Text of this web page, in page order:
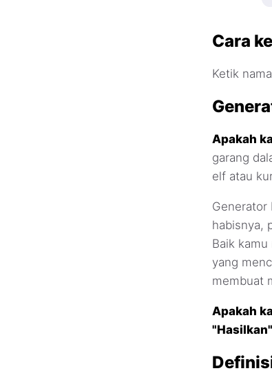
Cara
Ketik
Apakah
garang
elf atau
Generator
habisnya,
Baik
yang
membuat
Apakah